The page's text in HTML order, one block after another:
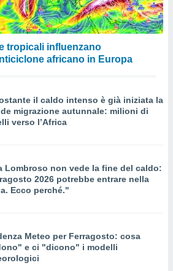
tropicali influenzano
africano in Europa
il caldo intenso è già iniziata la
migrazione autunnale: milioni di
verso l’Africa
Lombroso non vede la fine del caldo:
2026 potrebbe entrare nella
Ecco perché."
Meteo per Ferragosto: cosa
e ci "dicono" i modelli